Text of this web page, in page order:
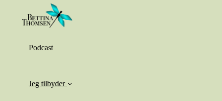
Podcast
Jeg tilbyder